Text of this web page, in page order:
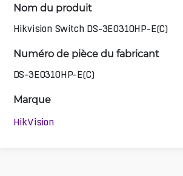
Nom du produit
Hikvision Switch DS-3E0310HP-E(C)
Numéro de pièce du fabricant
DS-3E0310HP-E(C)
Marque
HikVision